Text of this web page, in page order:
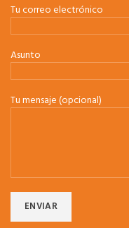
Tu correo electrónico
Asunto
Tu mensaje (opcional)